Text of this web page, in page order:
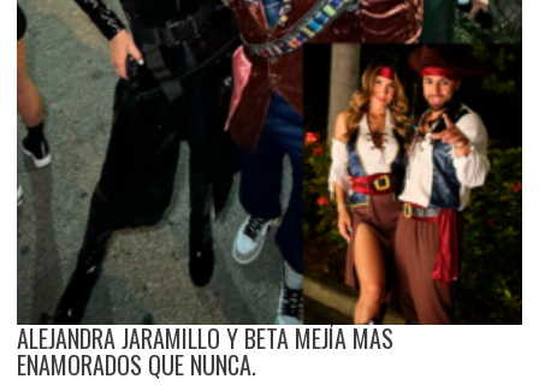
ALEJANDRA JARAMILLO Y BETA MEJÍA MAS
ENAMORADOS QUE NUNCA.